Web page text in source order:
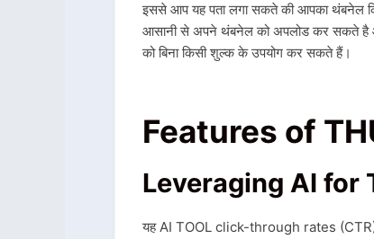
इससे आप यह पता लगा सकते की आपका थंबनेल
आसानी से अपने थंबनेल को अपलोड कर सकते है
को बिना किसी शुल्क के उपयोग कर सकते हैं।
Features of
Leveraging AI for
यह AI TOOL click-through rates (CTR)